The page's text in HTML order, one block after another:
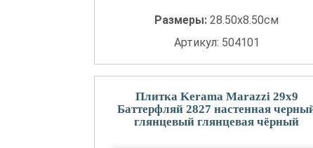
Размеры:28.50x8.50см
Артикул: 504101
Плитка Kerama Marazzi 29x9
Баттерфляй 2827 настенная
глянцевый глянцевая чёрный